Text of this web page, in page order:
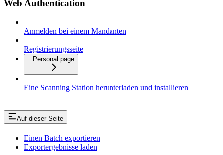
Web Authentication
Anmelden bei einem Mandanten
Registrierungsseite
Personal page
Eine Scanning Station herunterladen und installieren
Auf dieser Seite
Einen Batch exportieren
Exportergebnisse laden